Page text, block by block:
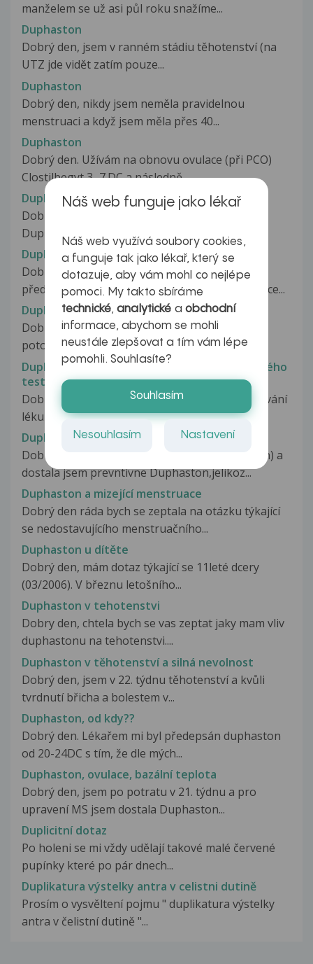
manželem se už asi půl roku snažíme...
Duphaston
Dobrý den, jsem v ranném stádiu těhotenství (na
UTZ jde vidět zatím pouze...
Duphaston
Dobrý den, nikdy jsem neměla pravidelnou
menstruaci a když jsem měla přes 40...
Duphaston
Dobrý den. Užívám na obnovu ovulace (při PCO)
Clostilbegyt 3.-7.DC a následně...
Duphaston
Dobrý den. Chci se zeptat, jestli po brání
Duphastonu lze otěhotnět? Gynekoložka...
Duphaston
Dobrý den, lékařem mi byl na úpravu cyklu
předepsán duphaston (po vysazení antikoncepce...
Duphaston
Dobrý den,s manželem se již rok snažíme od
potomka a před rokem a půl mi byl...
Duphaston a jeho vliv na výsledek těhotenského
testu
Dobrý den, chtěla bych se zeptat, zda může užívání
léku duphaston mít nějaký...
Duphaston a kojení
Dobry den,jsem na zacatku tehotenstvi (7.tyden) a
dostala jsem prevntivne Duphaston,jelikoz...
Duphaston a mizející menstruace
Dobrý den ráda bych se zeptala na otázku týkající
se nedostavujícího menstruačního...
Duphaston u dítěte
Dobrý den, mám dotaz týkající se 11leté dcery
(03/2006). V březnu letošního...
Duphaston v tehotenstvi
Dobry den, chtela bych se vas zeptat jaky mam vliv
duphastonu na tehotenstvi....
Duphaston v těhotenství a silná nevolnost
Dobrý den, jsem v 22. týdnu těhotenství a kvůli
tvrdnutí břicha a bolestem v...
Duphaston, od kdy??
Dobrý den. Lékařem mi byl předepsán duphaston
od 20-24DC s tím, že dle mých...
Duphaston, ovulace, bazální teplota
Dobrý den, jsem po potratu v 21. týdnu a pro
upravení MS jsem dostala Duphaston...
Duplicitní dotaz
Po holeni se mi vždy udělají takové malé červené
pupínky které po pár dnech...
Duplikatura výstelky antra v celistni dutině
Prosím o vysvěltení pojmu " duplikatura výstelky
antra v čelistní dutině "...
Náš web funguje jako lékař
Náš web využívá soubory cookies,
a funguje tak jako lékař, který se
dotazuje, aby vám mohl co nejlépe
pomoci. My takto sbíráme
technické,analytické a obchodní
informace, abychom se mohli
neustále zlepšovat a tím vám lépe
pomohli. Souhlasíte?
Souhlasím
Nesouhlasím Nastavení